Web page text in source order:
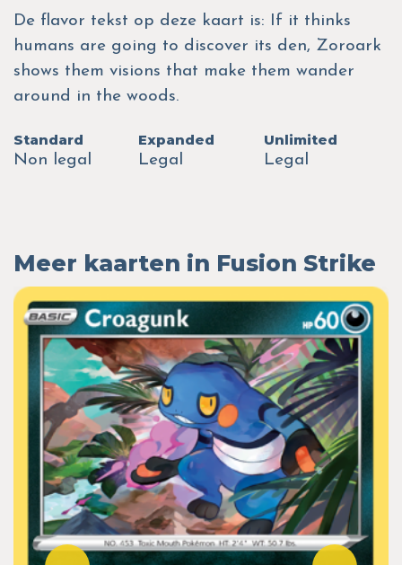
De flavor tekst op deze kaart is: If it thinks
humans are going to discover its den, Zoroark
shows them visions that make them wander
around in the woods.
Standard
Non legal
Expanded
Legal
Unlimited
Legal
Meer kaarten in Fusion Strike